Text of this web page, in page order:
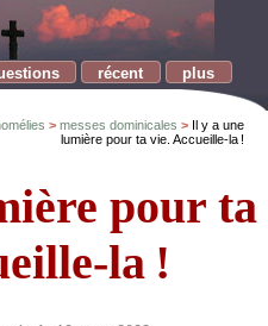
récent plus
messes dominicales
Il y a une
lumière pour ta vie. Accueille-la !
pour ta
la !